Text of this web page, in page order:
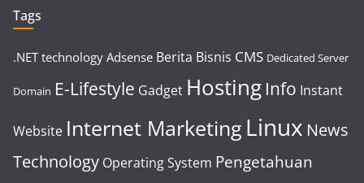
Tags
.NET technology Adsense Berita Bisnis CMS Dedicated Server
Domain E-Lifestyle Gadget Hosting Info Instant
Website Internet Marketing Linux News
Technology Operating System Pengetahuan